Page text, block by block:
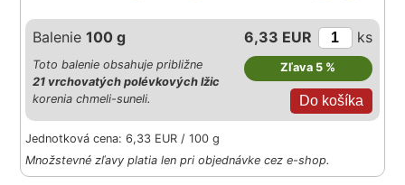
Balenie100 g 6,33 EUR ks
Zľava 5 %
Toto balenie obsahuje približne
21 vrchovatých polévkových lžic
korenia chmeli-suneli.
Jednotková cena: 6,33 EUR / 100 g
Množstevné zľavy platia len pri objednávke cez e-shop.